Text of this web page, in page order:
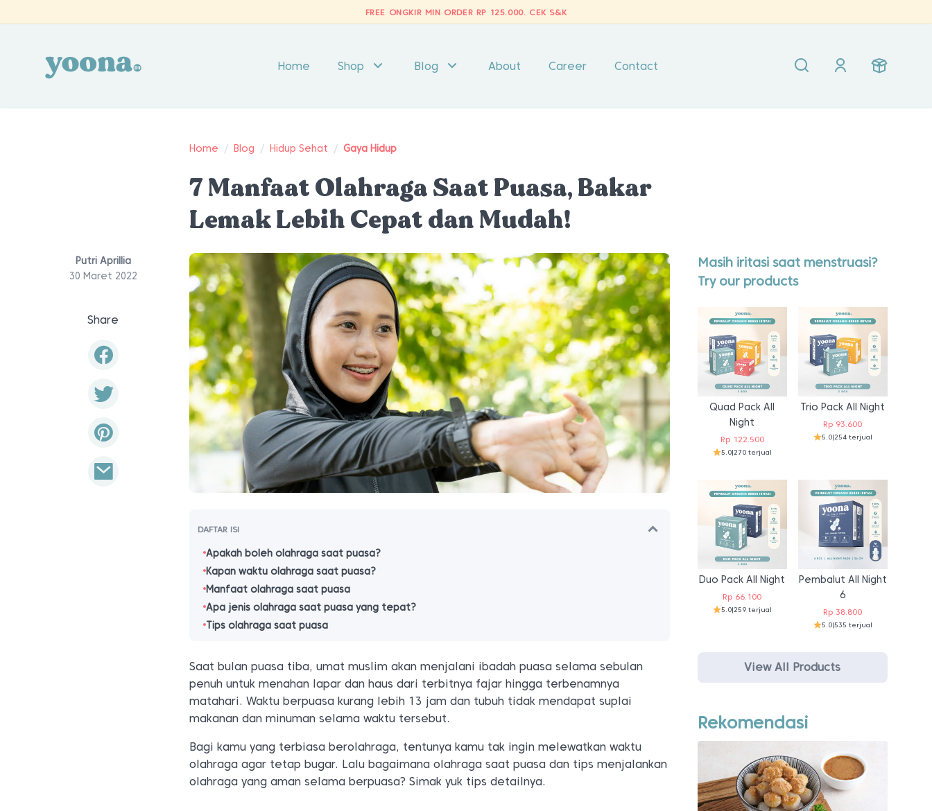
FREE ONGKIR MIN ORDER RP 125.000. CEK S&K
Home Shop Blog About Career Contact
Home / Blog / Hidup Sehat / Gaya Hidup
7 Manfaat Olahraga Saat Puasa, Bakar
Lemak Lebih Cepat dan Mudah!
Putri Aprillia
30 Maret 2022
Share
DAFTAR ISI
Apakah boleh olahraga saat puasa?
Kapan waktu olahraga saat puasa?
Manfaat olahraga saat puasa
Apa jenis olahraga saat puasa yang tepat?
Tips olahraga saat puasa
Saat bulan puasa tiba, umat muslim akan menjalani ibadah puasa selama sebulan
penuh untuk menahan lapar dan haus dari terbitnya fajar hingga terbenamnya
matahari. Waktu berpuasa kurang lebih 13 jam dan tubuh tidak mendapat suplai
makanan dan minuman selama waktu tersebut.
Bagi kamu yang terbiasa berolahraga, tentunya kamu tak ingin melewatkan waktu
olahraga agar tetap bugar. Lalu bagaimana olahraga saat puasa dan tips menjalankan
olahraga yang aman selama berpuasa? Simak yuk tips detailnya.
Masih iritasi saat menstruasi?
Try our products
Quad Pack All
Night
Rp122.500
5.0|270 terjual
Trio Pack All Night
Rp 93.600
5.0|254 terjual
Duo Pack All Night
Rp 66.100
5.0|259 terjual
Pembalut All Night
6
Rp 38.800
5.0|535 terjual
View All Products
Rekomendasi